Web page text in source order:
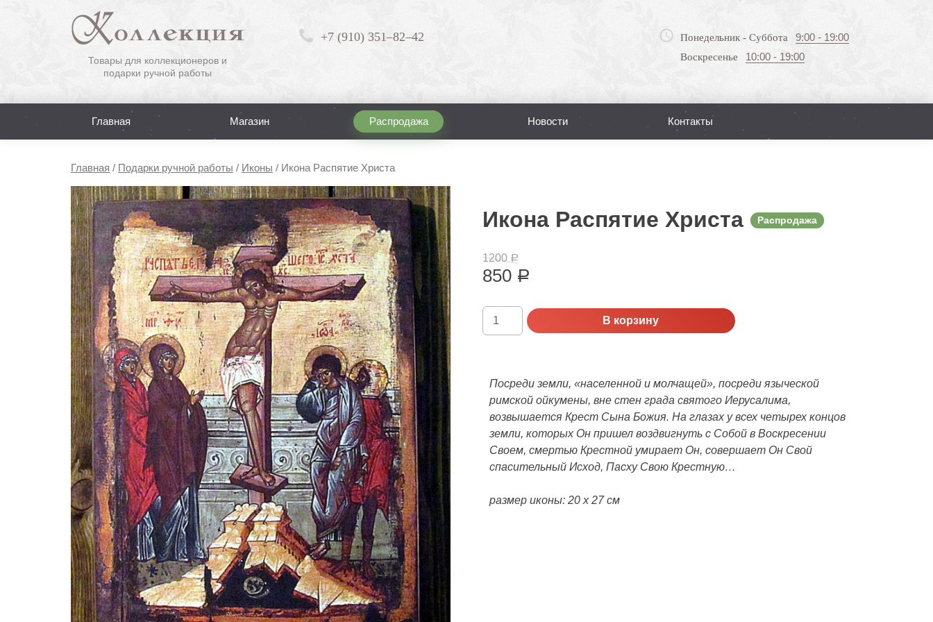
Товары для коллекционеров и
подарки ручной работы
+7 (910) 351–82–42 Понедельник - Суббота 9:00 - 19:00
Воскресенье 10:00 - 19:00
Главная Магазин Распродажа Новости Контакты
Главная / Подарки ручной работы / Иконы / Икона Распятие Христа
Икона Распятие Христа Распродажа
1200 Р
850 Р
Количество
Икона
В корзину
Посреди земли, «населенной и молчащей», посреди языческой
римской ойкумены, вне стен града святого Иерусалима,
возвышается Крест Сына Божия. На глазах у всех четырех концов
земли, которых Он пришел воздвигнуть с Собой в Воскресении
Своем, смертью Крестной умирает Он, совершает Он Свой
спасительный Исход, Пасху Свою Крестную…
размер иконы: 20 х 27 см